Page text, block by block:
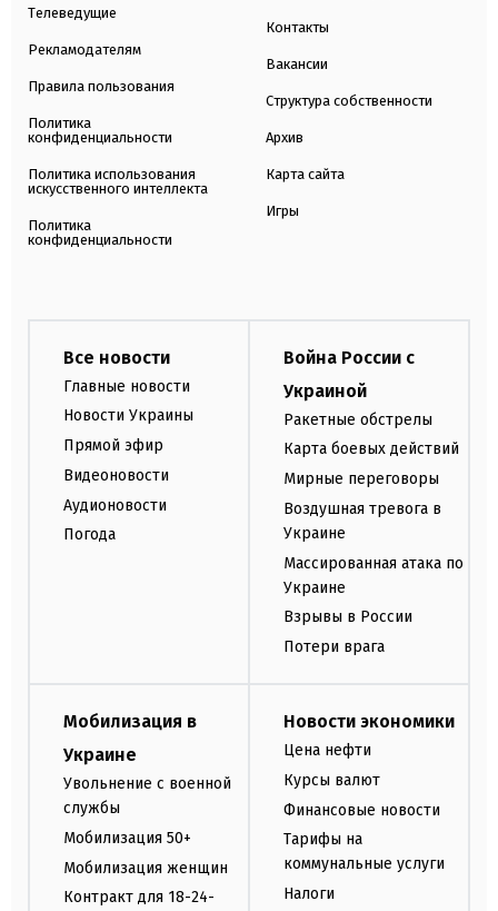
Телеведущие
Рекламодателям
Правила пользования
Политика
конфиденциальности
Политика использования
искусственного интеллекта
Политика
конфиденциальности
Контакты
Вакансии
Структура собственности
Архив
Карта сайта
Игры
Все новости
Главные новости
Новости Украины
Прямой эфир
Видеоновости
Аудионовости
Погода
Война России с
Украиной
Ракетные обстрелы
Карта боевых действий
Мирные переговоры
Воздушная тревога в
Украине
Массированная атака по
Украине
Взрывы в России
Потери врага
Мобилизация в
Украине
Увольнение с военной
службы
Мобилизация 50+
Мобилизация женщин
Контракт для 18-24-
Новости экономики
Цена нефти
Курсы валют
Финансовые новости
Тарифы на
коммунальные услуги
Налоги